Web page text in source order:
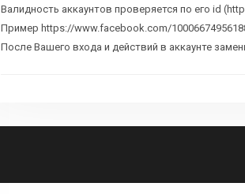
Валидность аккаунтов проверяется по его id
Пример https://www.facebook.com/
После Вашего входа и действий в аккаунте